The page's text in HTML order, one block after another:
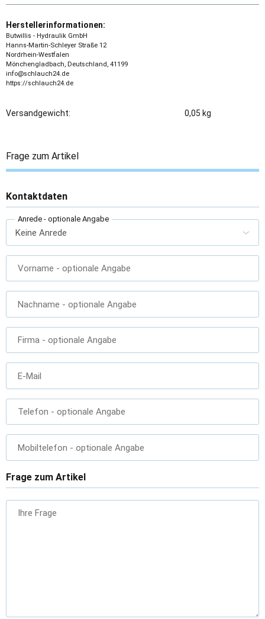
Herstellerinformationen:
Butwillis - Hydraulik GmbH
Hanns-Martin-Schleyer Straße 12
Nordrhein-Westfalen
Mönchengladbach, Deutschland, 41199
info@schlauch24.de
https://schlauch24.de
Versandgewicht: 0,05 kg
Frage zum Artikel
Kontaktdaten
Anrede - optionale Angabe
Vorname - optionale Angabe
Nachname - optionale Angabe
Firma - optionale Angabe
E-Mail
Telefon - optionale Angabe
Mobiltelefon - optionale Angabe
Frage zum Artikel
Ihre Frage